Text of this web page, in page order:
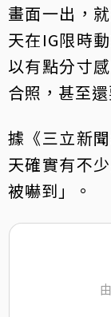
畫面一出，
天在IG限時
以有點分寸
合照，甚至還
據《三立新
天確實有不
被嚇到」。